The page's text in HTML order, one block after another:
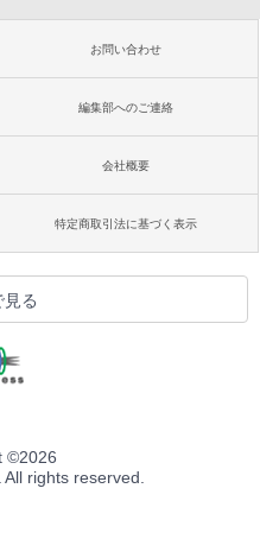
お問い合わせ
編集部へのご連絡
会社概要
特定商取引法に基づく表示
見る
©2026
rights reserved.